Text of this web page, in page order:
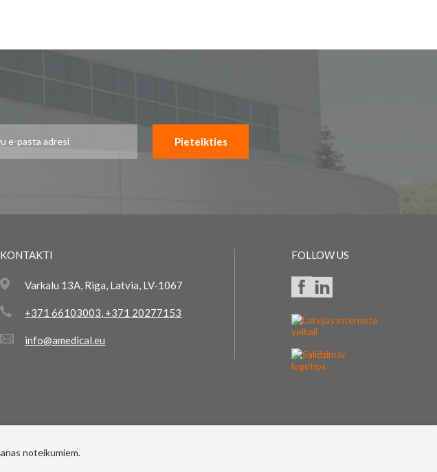
noteikumiem.
Pieteikties
KONTAKTI
Varkalu 13A, Riga, Latvia, LV-1067
+371 66103003, +371 20277153
info@amedical.eu
FOLLOW US